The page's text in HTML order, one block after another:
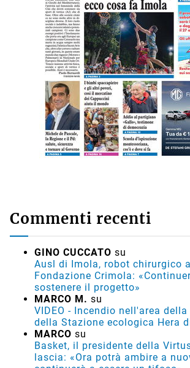
Leggi l'ultima edizione